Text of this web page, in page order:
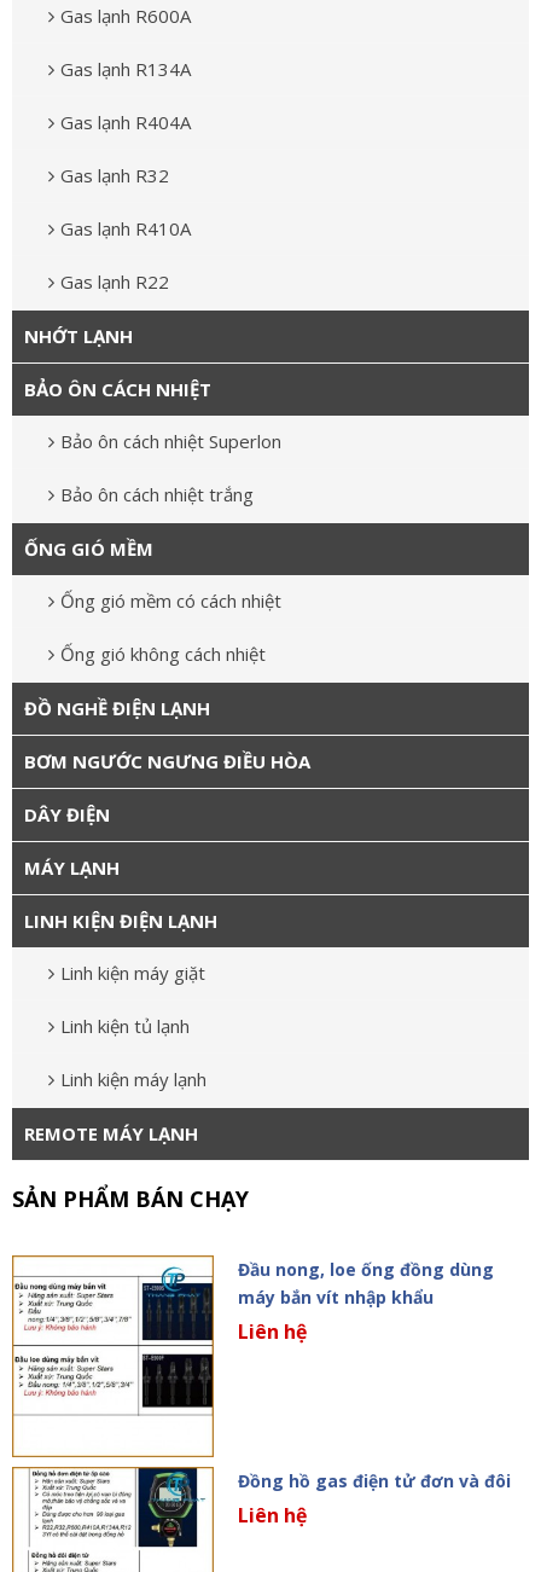
Gas lạnh R600A
Gas lạnh R134A
Gas lạnh R404A
Gas lạnh R32
Gas lạnh R410A
Gas lạnh R22
NHỚT LẠNH
BẢO ÔN CÁCH NHIỆT
Bảo ôn cách nhiệt Superlon
Bảo ôn cách nhiệt trắng
ỐNG GIÓ MỀM
Ống gió mềm có cách nhiệt
Ống gió không cách nhiệt
ĐỒ NGHỀ ĐIỆN LẠNH
BƠM NGƯỚC NGƯNG ĐIỀU HÒA
DÂY ĐIỆN
MÁY LẠNH
LINH KIỆN ĐIỆN LẠNH
Linh kiện máy giặt
Linh kiện tủ lạnh
Linh kiện máy lạnh
REMOTE MÁY LẠNH
SẢN PHẨM BÁN CHẠY
Đầu nong, loe ống đồng dùng
máy bắn vít nhập khẩu
Liên hệ
Đồng hồ gas điện tử đơn và đôi
Liên hệ